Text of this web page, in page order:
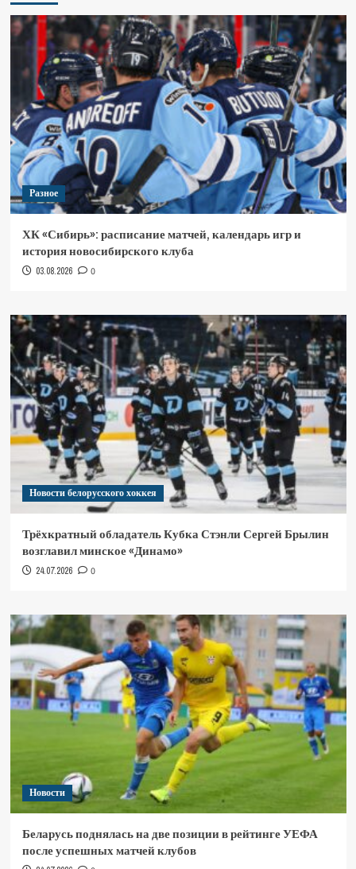
Разное
ХК «Сибирь»: расписание матчей, календарь игр и
история новосибирского клуба
03.08.2026 0
Новости белорусского хоккея
Трёхкратный обладатель Кубка Стэнли Сергей Брылин
возглавил минское «Динамо»
24.07.2026 0
Новости
Беларусь поднялась на две позиции в рейтинге УЕФА
после успешных матчей клубов